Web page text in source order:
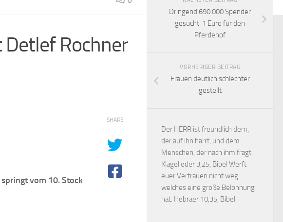
Detlef Rochner
vom 10. Stock
SHARE
Dringend 690.000 Spender
gesucht: 1 Euro für den
Pferdehof
VORHERIGER BEITRAG
Frauen deutlich schlechter
gestellt
Der HERR ist freundlich dem,
der auf ihn harrt, und dem
Menschen, der nach ihm fragt.
Klagelieder 3,25, Bibel Werft
euer Vertrauen nicht weg,
welches eine große Belohnung
hat. Hebräer 10,35, Bibel